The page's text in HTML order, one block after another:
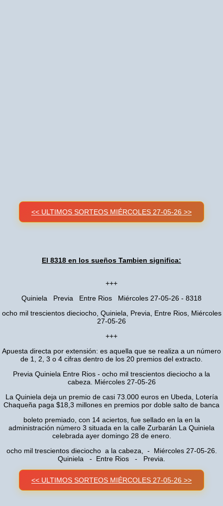
<< ULTIMOS SORTEOS MIÉRCOLES 27-05-26 >>
El 8318 en los sueños Tambien significa:
+++
Quiniela Previa Entre Rios Miércoles 27-05-26 - 8318
ocho mil trescientos dieciocho, Quiniela, Previa, Entre Rios, Miércoles
27-05-26
+++
Apuesta directa por extensión: es aquella que se realiza a un número
de 1, 2, 3 o 4 cifras dentro de los 20 premios del extracto.
Previa Quiniela Entre Rios - ocho mil trescientos dieciocho a la
cabeza. Miércoles 27-05-26
La Quiniela deja un premio de casi 73.000 euros en Ubeda, Lotería
Chaqueña paga $18,3 millones en premios por doble salto de banca
boleto premiado, con 14 aciertos, fue sellado en la en la
administración número 3 situada en la calle Zurbarán La Quiniela
celebrada ayer domingo 28 de enero.
ocho mil trescientos dieciocho a la cabeza, - Miércoles 27-05-26.
Quiniela - Entre Rios - Previa.
<< ULTIMOS SORTEOS MIÉRCOLES 27-05-26 >>